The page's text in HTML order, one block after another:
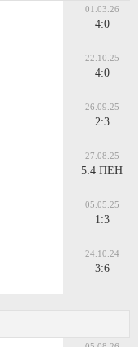
01.03.26
4:0
22.10.25
4:0
26.09.25
2:3
27.08.25
5:4 ПЕН
05.05.25
1:3
24.10.24
3:6